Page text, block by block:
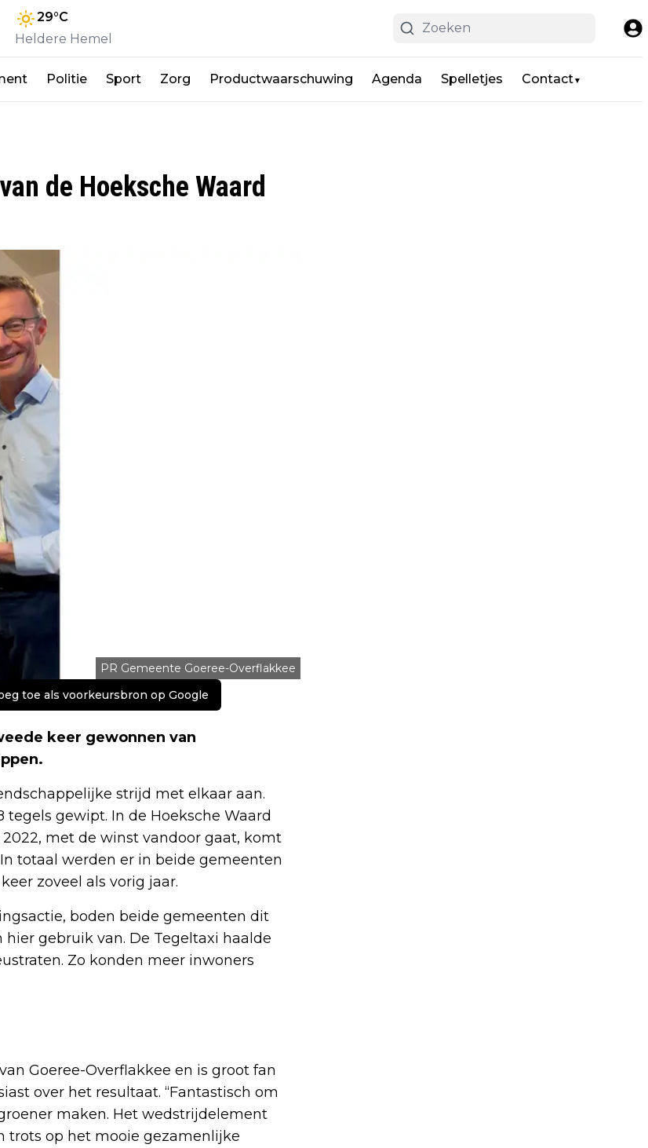
29°C
Heldere Hemel
Politie Sport Zorg Productwaarschuwing Agenda Spelletjes Contact▼
de Hoeksche Waard
PR Gemeente Goeree-Overflakkee
toe als voorkeursbron op Google
keer gewonnen van
strijd met elkaar aan.
tegels gewipt. In de Hoeksche Waard
met de winst vandoor gaat, komt
totaal werden er in beide gemeenten
zoveel als vorig jaar.
boden beide gemeenten dit
gebruik van. De Tegeltaxi haalde
Zo konden meer inwoners
Goeree-Overflakkee en is groot fan
over het resultaat. “Fantastisch om
maken. Het wedstrijdelement
trots op het mooie gezamenlijke